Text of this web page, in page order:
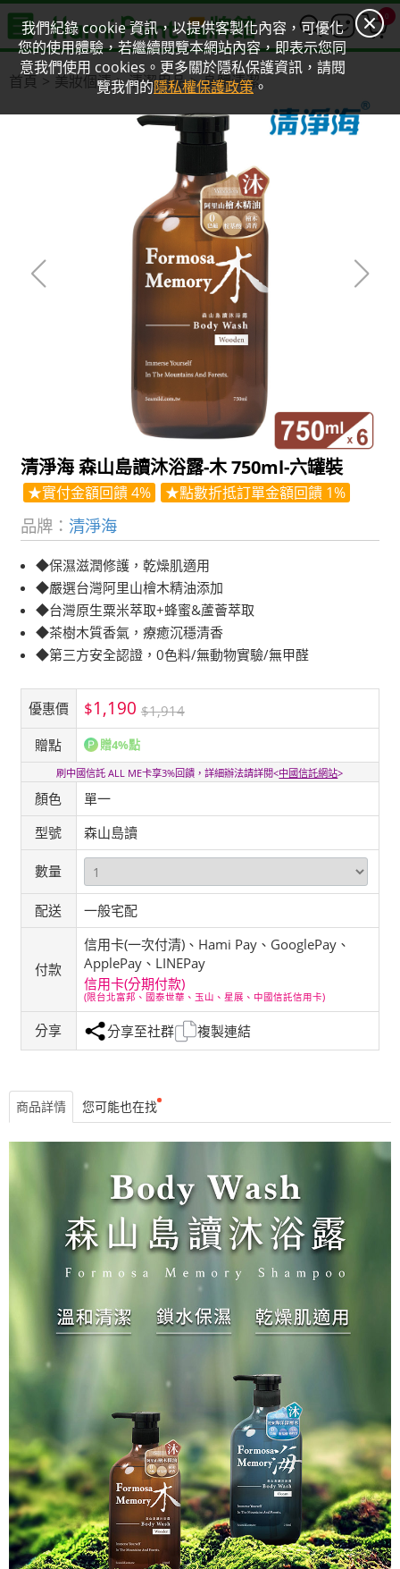
我們紀錄 cookie 資訊，以提供客製化內容，可優化
您的使用體驗，若繼續閱覽本網站內容，即表示您同
意我們使用 cookies。更多關於隱私保護資訊，請閱
覽我們的隱私權保護政策。
0
首頁 美妝個清 清潔用品 身體清潔
清淨海 森山島讀沐浴露-木 750ml-六罐裝
★實付金額回饋 4% ★點數折抵訂單金額回饋 1%
品牌： 清淨海
◆保濕滋潤修護，乾燥肌適用
◆嚴選台灣阿里山檜木精油添加
◆台灣原生粟米萃取+蜂蜜&蘆薈萃取
◆茶樹木質香氣，療癒沉穩清香
◆第三方安全認證，0色料/無動物實驗/無甲醛
優惠價 $1,190 $1,914
贈點
贈4%點
刷中國信託 ALL ME卡享3%回饋，詳細辦法請詳閱<中國信託網站>
顏色
單一
型號
森山島讀
數量
配送 一般宅配
付款
信用卡(一次付清)、Hami Pay、GooglePay、
ApplePay、LINEPay
信用卡(分期付款)
(限台北富邦、國泰世華、玉山、星展、中國信託信用卡)
分享 分享至社群 複製連結
商品詳情 您可能也在找